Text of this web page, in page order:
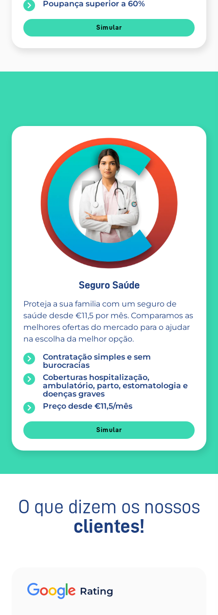
Poupança superior a 60%
Simular
Seguro Saúde
Proteja a sua familia com um seguro de
saúde desde €11,5 por mês. Comparamos as
melhores ofertas do mercado para o ajudar
na escolha da melhor opção.
Contratação simples e sem
burocracias
Coberturas hospitalização,
ambulatório, parto, estomatologia e
doenças graves
Preço desde €11,5/mês
Simular
O que dizem os nossos
clientes!
Rating